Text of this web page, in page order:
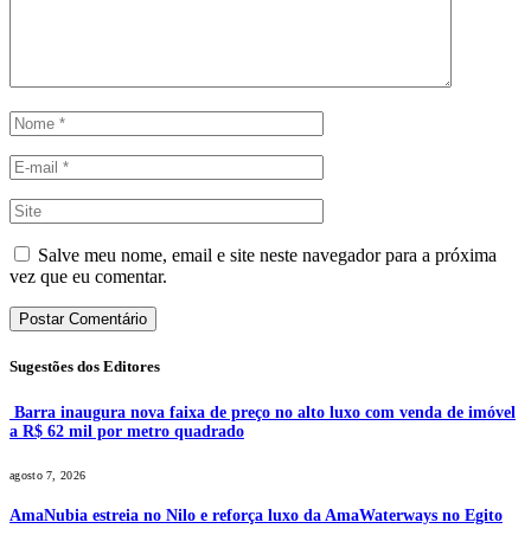
Salve meu nome, email e site neste navegador para a próxima
vez que eu comentar.
Sugestões dos Editores
Barra inaugura nova faixa de preço no alto luxo com venda de imóvel
a R$ 62 mil por metro quadrado
agosto 7, 2026
AmaNubia estreia no Nilo e reforça luxo da AmaWaterways no Egito